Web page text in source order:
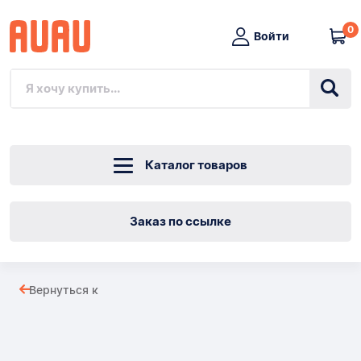
Войти
0
Каталог товаров
Заказ по ссылке
Вернуться к